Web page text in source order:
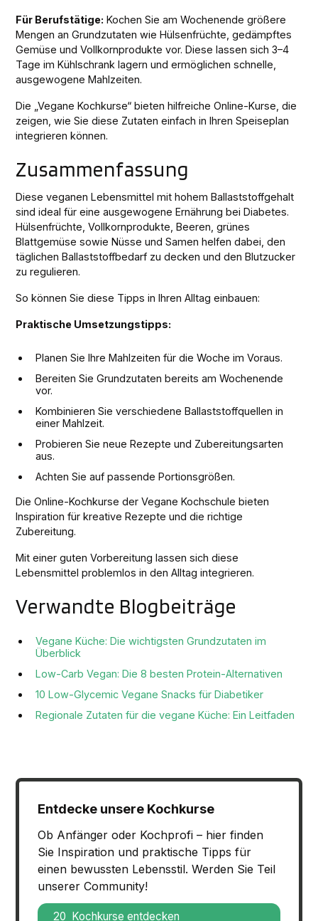
Für Berufstätige: Kochen Sie am Wochenende größere
Mengen an Grundzutaten wie Hülsenfrüchte, gedämpftes
Gemüse und Vollkornprodukte vor. Diese lassen sich 3–4
Tage im Kühlschrank lagern und ermöglichen schnelle,
ausgewogene Mahlzeiten.
Die „Vegane Kochkurse“ bieten hilfreiche Online-Kurse, die
zeigen, wie Sie diese Zutaten einfach in Ihren Speiseplan
integrieren können.
Zusammenfassung
Diese veganen Lebensmittel mit hohem Ballaststoffgehalt
sind ideal für eine ausgewogene Ernährung bei Diabetes.
Hülsenfrüchte, Vollkornprodukte, Beeren, grünes
Blattgemüse sowie Nüsse und Samen helfen dabei, den
täglichen Ballaststoffbedarf zu decken und den Blutzucker
zu regulieren.
So können Sie diese Tipps in Ihren Alltag einbauen:
Praktische Umsetzungstipps:
Planen Sie Ihre Mahlzeiten für die Woche im Voraus.
Bereiten Sie Grundzutaten bereits am Wochenende
vor.
Kombinieren Sie verschiedene Ballaststoffquellen in
einer Mahlzeit.
Probieren Sie neue Rezepte und Zubereitungsarten
aus.
Achten Sie auf passende Portionsgrößen.
Die Online-Kochkurse der Vegane Kochschule bieten
Inspiration für kreative Rezepte und die richtige
Zubereitung.
Mit einer guten Vorbereitung lassen sich diese
Lebensmittel problemlos in den Alltag integrieren.
Verwandte Blogbeiträge
Vegane Küche: Die wichtigsten Grundzutaten im
Überblick
Low-Carb Vegan: Die 8 besten Protein-Alternativen
10 Low-Glycemic Vegane Snacks für Diabetiker
Regionale Zutaten für die vegane Küche: Ein Leitfaden
Entdecke unsere Kochkurse
Ob Anfänger oder Kochprofi – hier finden
Sie Inspiration und praktische Tipps für
einen bewussten Lebensstil. Werden Sie Teil
unserer Community!
20 Kochkurse entdecken